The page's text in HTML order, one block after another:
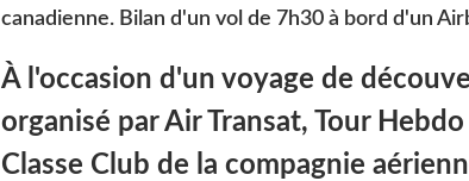
canadienne. Bilan d'un vol de 7h30 à bord d'un
À l'occasion d'un voyage de
organisé par Air Transat, Tour
Classe Club de la compagnie